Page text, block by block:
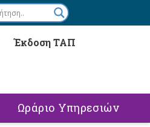
Έκδοση ΤΑΠ
Ωράριο Υπηρεσιών